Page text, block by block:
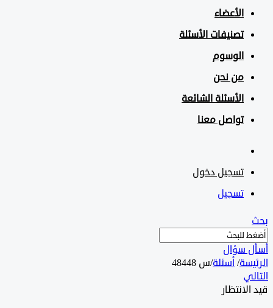
الأعضاء
تصنيفات الأسئلة
الوسوم
من نحن
الأسئلة الشائعة
تواصل معنا
تسجيل دخول
تسجيل
سؤال
/ أسئلة/س 48448